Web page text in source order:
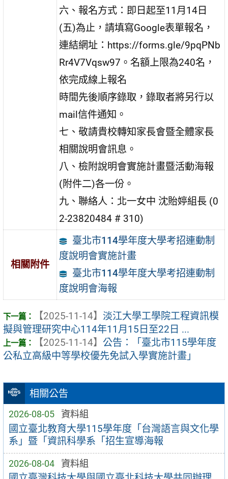
相關公告
2026-08-05 資料組
國立臺北教育大學115學年度「台灣語言與文化學
系」暨「資訊科學系「招生宣導海報
2026-08-04 資料組
六、報名方式：即日起至11月14日
(五)為止，請填寫Google表單報名，
連結網址：https://forms.gle/9pqPNb
Rr4V7Vqsw97。名額上限為240名，
依完成線上報名
時間先後順序錄取，錄取者將另行以
mail信件通知。
七、敬請貴校轉知家長會暨全體家長
相關說明會訊息。
八、檢附說明會實施計畫暨活動海報
(附件二)各一份。
九、聯絡人：北一女中 沈貽婷組長 (0
2-23820484 # 310)
相關附件
臺北市114學年度大學考招連動制
度說明會實施計畫
臺北市114學年度大學考招連動制
度說明會海報
【2025-11-14】 淡江大學工學院工程資訊模
擬與管理研究中心114年11月15日至22日 ...
【2025-11-14】 公告：「臺北市115學年度
公私立高級中等學校優先免試入學實施計畫」